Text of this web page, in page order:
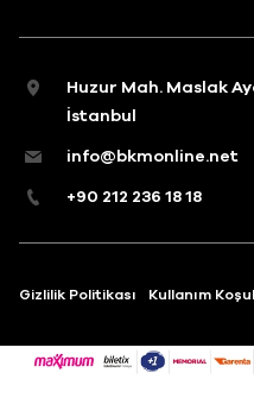
Huzur Mah. Maslak
İstanbul
info@bkmonline.net
+90 212 236 18 18
Gizlilik Politikası Kullanım